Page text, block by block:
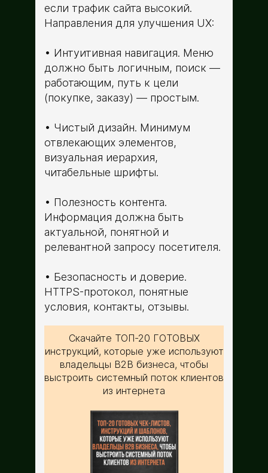
если трафик сайта высокий.
Направления для улучшения UX:
Интуитивная навигация. Меню
должно быть логичным, поиск —
работающим, путь к цели
(покупке, заказу) — простым.
Чистый дизайн. Минимум
отвлекающих элементов,
визуальная иерархия,
читабельные шрифты.
Полезность контента.
Информация должна быть
актуальной, понятной и
релевантной запросу посетителя.
Безопасность и доверие.
HTTPS-протокол, понятные
условия, контакты, отзывы.
Скачайте ТОП-20 ГОТОВЫХ
инструкций, которые уже используют
владельцы B2B бизнеса, чтобы
выстроить системный поток клиентов
из интернета